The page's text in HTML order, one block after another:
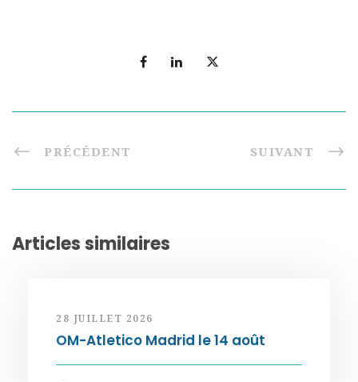
PRÉCÉDENT SUIVANT
Articles similaires
28 JUILLET 2026
OM-Atletico Madrid le 14 août